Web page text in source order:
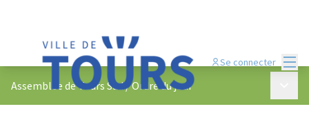
Se connecter
Assemblée de Tours Sud/Ordre du jour